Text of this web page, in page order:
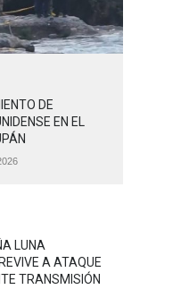
DE
EN EL
LUNA
A ATAQUE
TRANSMISIÓN